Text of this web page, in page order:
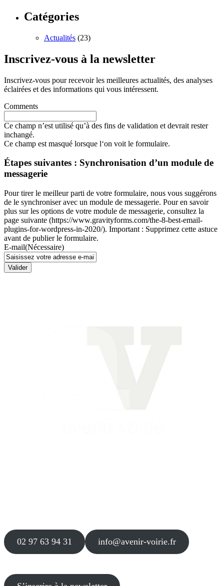
Catégories
Actualités (23)
Inscrivez-vous à la newsletter
Inscrivez-vous pour recevoir les meilleures actualités, des analyses
éclairées et des informations qui vous intéressent.
Comments
Ce champ n’est utilisé qu’à des fins de validation et devrait rester
inchangé.
Ce champ est masqué lorsque l‘on voit le formulaire.
Étapes suivantes : Synchronisation d’un module de
messagerie
Pour tirer le meilleur parti de votre formulaire, nous vous suggérons
de le synchroniser avec un module de messagerie. Pour en savoir
plus sur les options de votre module de messagerie, consultez la
page suivante (https://www.gravityforms.com/the-8-best-email-
plugins-for-wordpress-in-2020/). Important : Supprimez cette astuce
avant de publier le formulaire.
E-mail(Nécessaire)
Valider
02 97 63 94 31 info@avenir-voirie.fr